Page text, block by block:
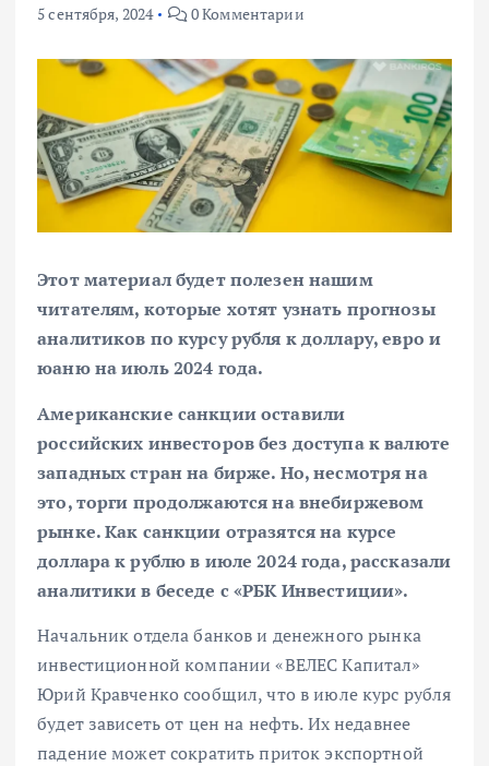
5 сентября, 2024
0 Комментарии
Этот материал будет полезен нашим
читателям, которые хотят узнать прогнозы
аналитиков по курсу рубля к доллару, евро и
юаню на июль 2024 года.
Американские санкции оставили
российских инвесторов без доступа к валюте
западных стран на бирже. Но, несмотря на
это, торги продолжаются на внебиржевом
рынке. Как санкции отразятся на курсе
доллара к рублю в июле 2024 года, рассказали
аналитики в беседе с «РБК Инвестиции».
Начальник отдела банков и денежного рынка
инвестиционной компании «ВЕЛЕС Капитал»
Юрий Кравченко сообщил, что в июле курс рубля
будет зависеть от цен на нефть. Их недавнее
падение может сократить приток экспортной